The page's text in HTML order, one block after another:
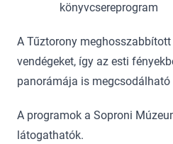
könyvcsereprogram
A Tűztorony
vendégeket, így az esti
panorámája is megcsodálható
A programok a Soproni
látogathatók.